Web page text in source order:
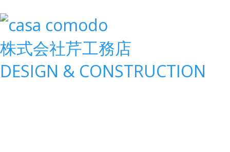
株式会社芹工務店
DESIGN & CONSTRUCTION